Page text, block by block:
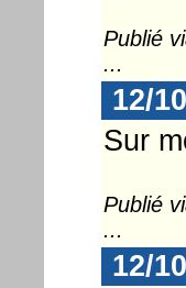
Publié
...
12/
Sur
Publié
...
12/